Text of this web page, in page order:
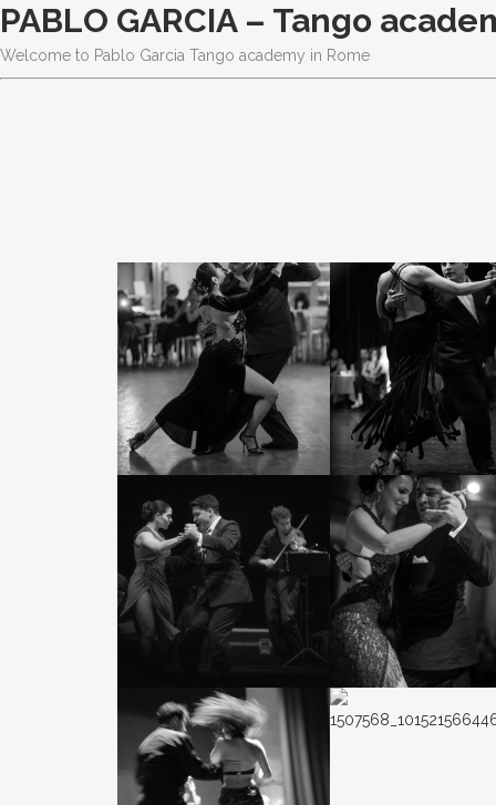
PABLO GARCIA – Tango
Welcome to Pablo Garcia Tango academy in Rome